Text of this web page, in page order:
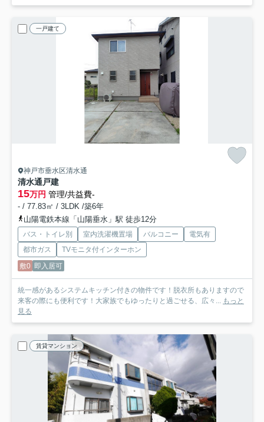
一戸建て
神戸市垂水区清水通
清水通戸建
15万円 管理/共益費-
- / 77.83㎡ / 3LDK /築6年
山陽電鉄本線「山陽垂水」駅 徒歩12分
バス・トイレ別 室内洗濯機置場 バルコニー
電気有
都市ガス
TVモニタ付インターホン
敷0 即入居可
統一感があるシステムキッチン付きの物件です！脱衣所もありますので
来客の際にも便利です！大家族でもゆったりと過ごせる、広々... もっと
見る
賃貸マンション